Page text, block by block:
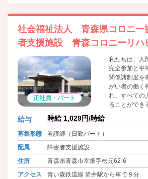
社会福祉法人 青森県コロニー
者支援施設 青森コロニーリハ
正社員・パート
私たちは、人
完全参加と平
関係諸制度を
がい者の働く
れ、すべての
ることができ
給与 時給 1,029円/時給
募集形態
看護師（日勤パート）
配属
障害者支援施設
住所
青森県青森市幸畑字松元62-6
アクセス
青い森鉄道線 筒井駅から車で８分